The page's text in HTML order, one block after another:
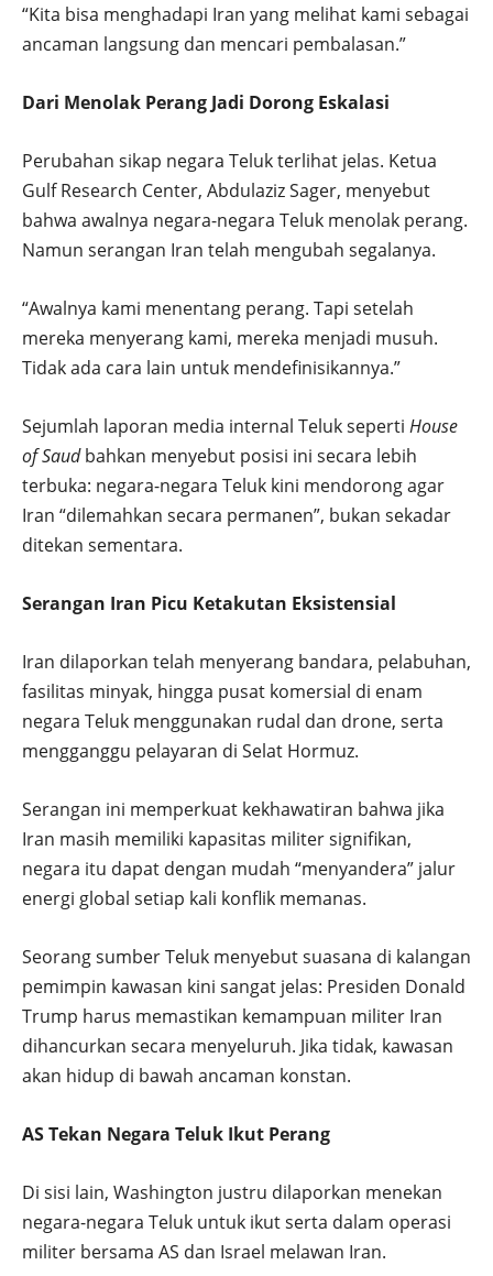
“Kita bisa menghadapi Iran yang melihat kami sebagai
ancaman langsung dan mencari pembalasan.”
Dari Menolak Perang Jadi Dorong Eskalasi
Perubahan sikap negara Teluk terlihat jelas. Ketua
Gulf Research Center, Abdulaziz Sager, menyebut
bahwa awalnya negara-negara Teluk menolak perang.
Namun serangan Iran telah mengubah segalanya.
“Awalnya kami menentang perang. Tapi setelah
mereka menyerang kami, mereka menjadi musuh.
Tidak ada cara lain untuk mendefinisikannya.”
Sejumlah laporan media internal Teluk seperti House
of Saudbahkan menyebut posisi ini secara lebih
terbuka: negara-negara Teluk kini mendorong agar
Iran “dilemahkan secara permanen”, bukan sekadar
ditekan sementara.
Serangan Iran Picu Ketakutan Eksistensial
Iran dilaporkan telah menyerang bandara, pelabuhan,
fasilitas minyak, hingga pusat komersial di enam
negara Teluk menggunakan rudal dan drone, serta
mengganggu pelayaran di Selat Hormuz.
Serangan ini memperkuat kekhawatiran bahwa jika
Iran masih memiliki kapasitas militer signifikan,
negara itu dapat dengan mudah “menyandera” jalur
energi global setiap kali konflik memanas.
Seorang sumber Teluk menyebut suasana di kalangan
pemimpin kawasan kini sangat jelas: Presiden Donald
Trump harus memastikan kemampuan militer Iran
dihancurkan secara menyeluruh. Jika tidak, kawasan
akan hidup di bawah ancaman konstan.
AS Tekan Negara Teluk Ikut Perang
Di sisi lain, Washington justru dilaporkan menekan
negara-negara Teluk untuk ikut serta dalam operasi
militer bersama AS dan Israel melawan Iran.